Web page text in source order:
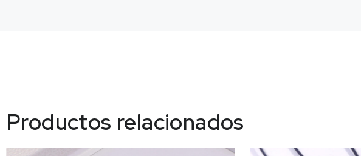
Productos relacionados